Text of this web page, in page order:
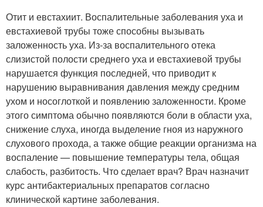
Отит и евстахиит. Воспалительные заболевания уха и
евстахиевой трубы тоже способны вызывать
заложенность уха. Из-за воспалительного отека
слизистой полости среднего уха и евстахиевой трубы
нарушается функция последней, что приводит к
нарушению выравнивания давления между средним
ухом и носоглоткой и появлению заложенности. Кроме
этого симптома обычно появляются боли в области уха,
снижение слуха, иногда выделение гноя из наружного
слухового прохода, а также общие реакции организма на
воспаление — повышение температуры тела, общая
слабость, разбитость. Что сделает врач? Врач назначит
курс антибактериальных препаратов согласно
клинической картине заболевания.